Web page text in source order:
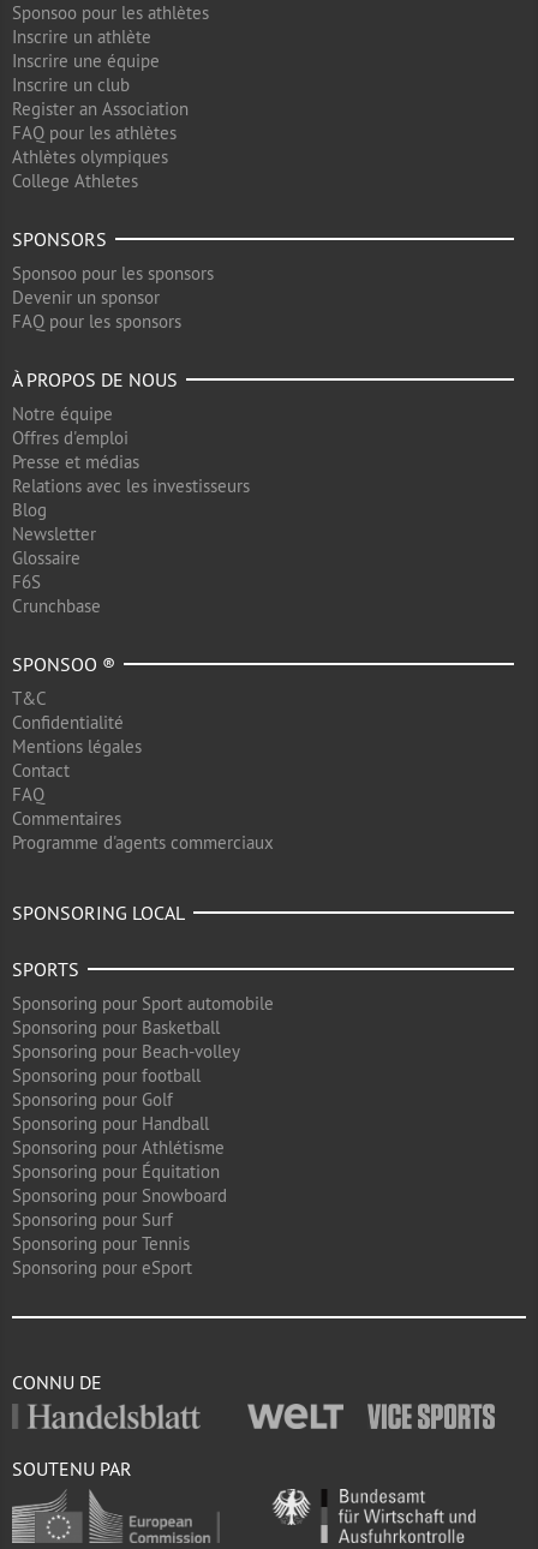
Sponsoo pour les athlètes
Inscrire un athlète
Inscrire une équipe
Inscrire un club
Register an Association
FAQ pour les athlètes
Athlètes olympiques
College Athletes
SPONSORS
Sponsoo pour les sponsors
Devenir un sponsor
FAQ pour les sponsors
À PROPOS DE NOUS
Notre équipe
Offres d'emploi
Presse et médias
Relations avec les investisseurs
Blog
Newsletter
Glossaire
F6S
Crunchbase
SPONSOO ®
T&C
Confidentialité
Mentions légales
Contact
FAQ
Commentaires
Programme d'agents commerciaux
SPONSORING LOCAL
SPORTS
Sponsoring pour Sport automobile
Sponsoring pour Basketball
Sponsoring pour Beach-volley
Sponsoring pour football
Sponsoring pour Golf
Sponsoring pour Handball
Sponsoring pour Athlétisme
Sponsoring pour Équitation
Sponsoring pour Snowboard
Sponsoring pour Surf
Sponsoring pour Tennis
Sponsoring pour eSport
CONNU DE
SOUTENU PAR